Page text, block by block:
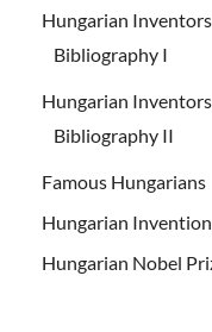
Hungarian
Bibliography I
Hungarian
Bibliography II
Famous Hungarians
Hungarian
Hungarian Nobel